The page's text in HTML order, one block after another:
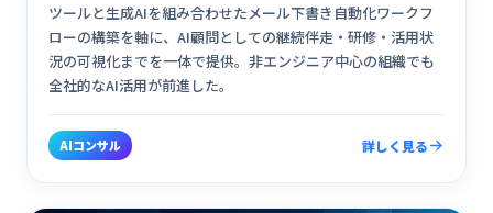
ツールと生成AIを組み合わせたメール下書き自動化ワークフ
ローの構築を軸に、AI顧問としての継続伴走・研修・活用状
況の可視化までを一体で提供。非エンジニア中心の組織でも
全社的なAI活用が前進した。
AIコンサル 詳しく見る